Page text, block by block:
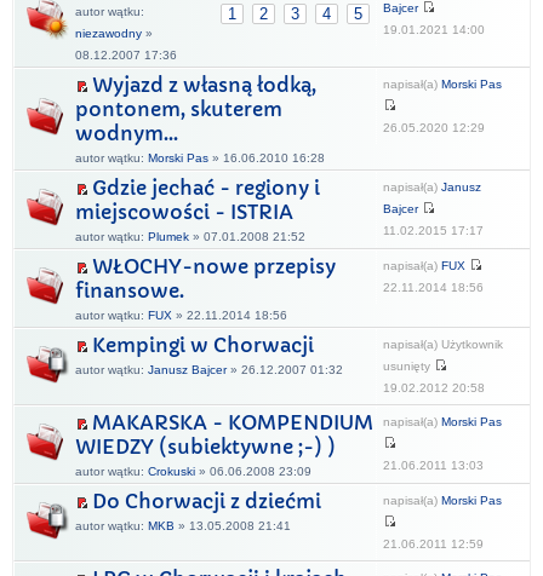
1 2 3 4 5
autor wątku:
niezawodny »
08.12.2007 17:36
Bajcer
19.01.2021 14:00
Wyjazd z własną łodką,
pontonem, skuterem
wodnym...
autor wątku: Morski Pas » 16.06.2010 16:28
napisał(a) Morski Pas
26.05.2020 12:29
Gdzie jechać - regiony i
miejscowości - ISTRIA
autor wątku: Plumek » 07.01.2008 21:52
napisał(a) Janusz
Bajcer
11.02.2015 17:17
WŁOCHY-nowe przepisy
finansowe.
autor wątku: FUX » 22.11.2014 18:56
napisał(a) FUX
22.11.2014 18:56
Kempingi w Chorwacji
autor wątku: Janusz Bajcer» 26.12.2007 01:32
napisał(a) Użytkownik
usunięty
19.02.2012 20:58
MAKARSKA - KOMPENDIUM
WIEDZY (subiektywne ;-) )
autor wątku: Crokuski » 06.06.2008 23:09
napisał(a) Morski Pas
21.06.2011 13:03
Do Chorwacji z dziećmi
autor wątku: MKB » 13.05.2008 21:41
napisał(a) Morski Pas
21.06.2011 12:59